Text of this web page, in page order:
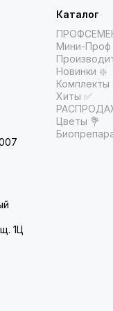
Не упустите
Добавьте
садоводческий
С наборами
1Ц
Каталог
Мини-Проф
Новинки ❇️
Комплекты
Хиты ✅
Цветы 💐